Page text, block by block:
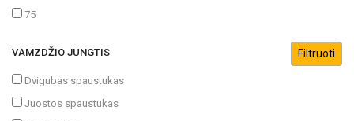
75
VAMZDŽIO JUNGTIS
Dvigubas spaustukas
Juostos spaustukas